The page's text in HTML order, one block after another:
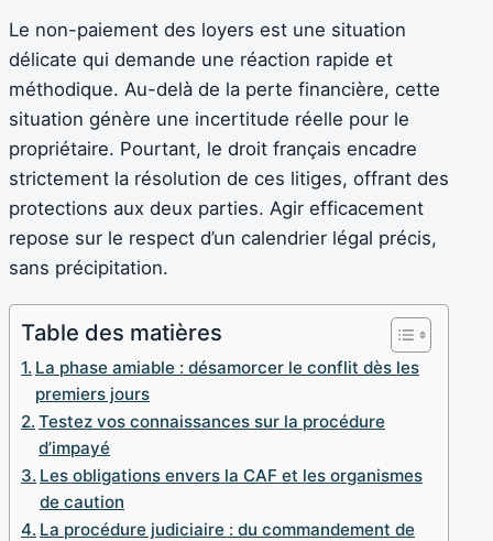
Le non-paiement des loyers est une situation
délicate qui demande une réaction rapide et
méthodique. Au-delà de la perte financière, cette
situation génère une incertitude réelle pour le
propriétaire. Pourtant, le droit français encadre
strictement la résolution de ces litiges, offrant des
protections aux deux parties. Agir efficacement
repose sur le respect d’un calendrier légal précis,
sans précipitation.
Table des matières
La phase amiable : désamorcer le conflit dès les
premiers jours
Testez vos connaissances sur la procédure
d’impayé
Les obligations envers la CAF et les organismes
de caution
La procédure judiciaire : du commandement de